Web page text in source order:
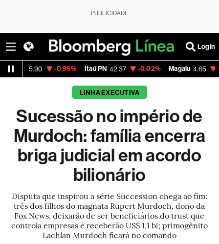
PUBLICIDADE
Login
Itaú PN 42.37 -0.02% Magalu 4.65 -2.92%
LINHA EXECUTIVA
Sucessão no império de
Murdoch: família encerra
briga judicial em acordo
bilionário
Disputa que inspirou a série Succession chega ao fim:
três dos filhos do magnata Rupert Murdoch, dono da
Fox News, deixarão de ser beneficiários do trust que
controla empresas e receberão US$ 1,1 bi; primogênito
Lachlan Murdoch ficará no comando